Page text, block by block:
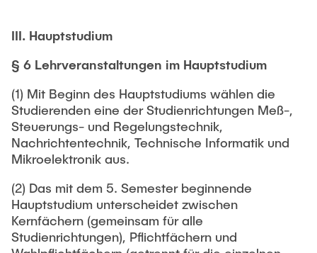
III. Hauptstudium
§ 6 Lehrveranstaltungen im Hauptstudium
(1) Mit Beginn des Hauptstudiums wählen die
Studierenden eine der Studienrichtungen Meß-,
Steuerungs- und Regelungstechnik,
Nachrichtentechnik, Technische Informatik und
Mikroelektronik aus.
(2) Das mit dem 5. Semester beginnende
Hauptstudium unterscheidet zwischen
Kernfächern (gemeinsam für alle
Studienrichtungen), Pflichtfächern und